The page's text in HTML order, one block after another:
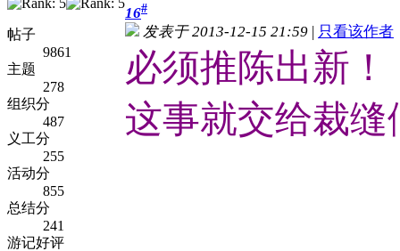
帖子
9861
主题
278
组织分
487
义工分
255
活动分
855
总结分
241
游记好评
16#
发表于 2013-12-15 21:59 | 只看该作者
必须推陈出新！
这事就交给裁缝